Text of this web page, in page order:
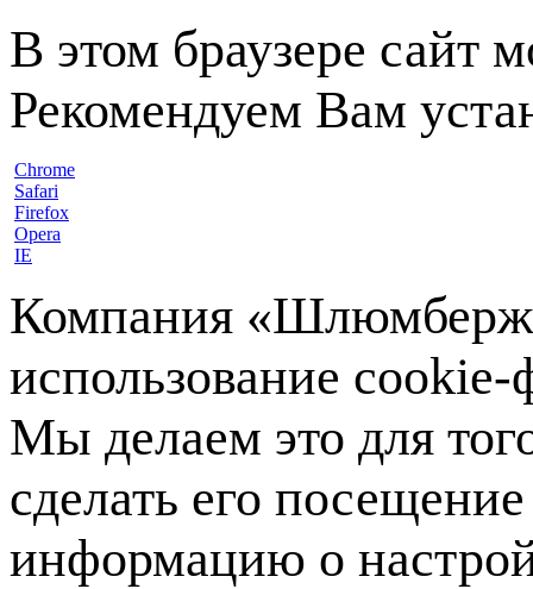
В этом браузере сайт
Рекомендуем Вам
Chrome
Safari
Firefox
Opera
IE
Компания
использование
Мы делаем это для
сделать его
информацию о